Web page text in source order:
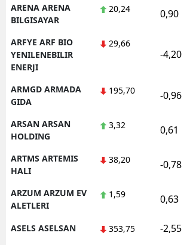
ARENA ARENA
BILGISAYAR
20,24 0,90
ARFYE ARF BIO
YENILENEBILIR
ENERJI
29,66
-4,20
ARMGD ARMADA
GIDA
195,70 -0,96
ARSAN ARSAN
HOLDING
3,32 0,61
ARTMS ARTEMIS
HALI
38,20 -0,78
ARZUM ARZUM EV
ALETLERI
1,59 0,63
ASELS ASELSAN 353,75 -2,55